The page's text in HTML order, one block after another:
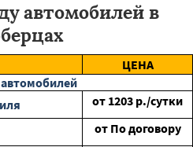
автомобилей в
ЦЕНА
от 1203 р./сутки
от По договору